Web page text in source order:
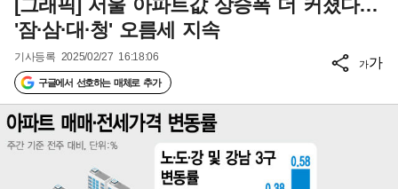
[그래픽] 서울 아파트값 상승폭 더 커졌다…
'잠·삼·대·청' 오름세 지속
기사등록 2025/02/27 16:18:06
구글에서 선호하는 매체로 추가
가가